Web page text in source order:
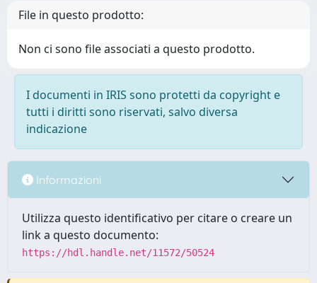
File in questo prodotto:
Non ci sono file associati a questo prodotto.
I documenti in IRIS sono protetti da copyright e
tutti i diritti sono riservati, salvo diversa
indicazione
Informazioni
Utilizza questo identificativo per citare o creare un
link a questo documento:
https://hdl.handle.net/11572/50524